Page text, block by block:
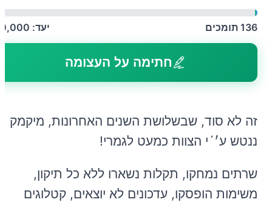
136 תומכים יעד:
חתימה על העצומה
ננטש ע׳´י הצוות כמעט לגמרי!
שרתים נמחקו, תקלות נשארו ללא כל תיקון,
משימות הופסקו, עדכונים לא יוצאים, קטלוגים